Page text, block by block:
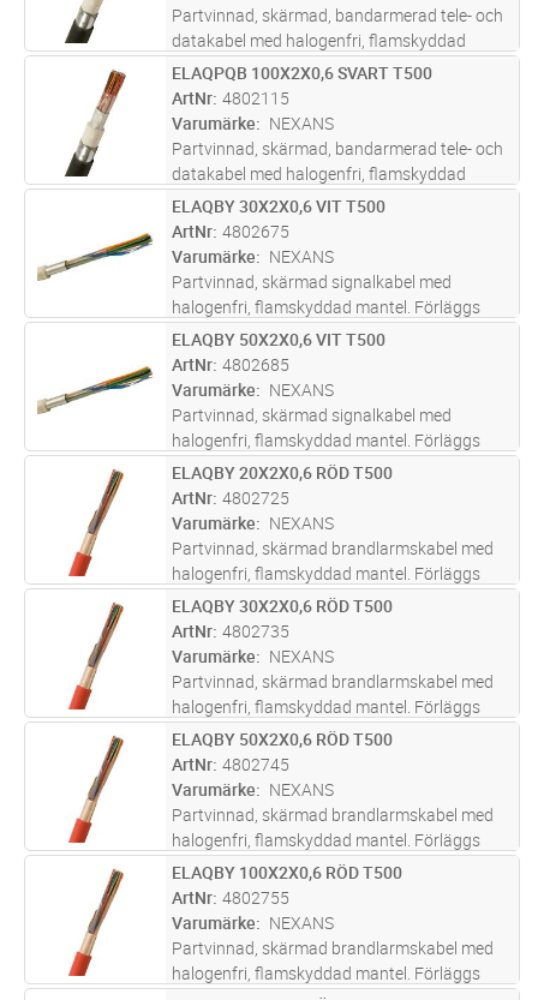
Partvinnad, skärmad, bandarmerad tele- och
datakabel med halogenfri, flamskyddad
mantel. ELAQPQB är en bandarmerad variant
av ELAQBY och förläggs inom- och utomhus,
även i mark. Uppfyller brandkrav e
M Lägg i kundvagn
ELAQPQB 100X2X0,6 SVART T500
ArtNr 4802115
Varumärke
NEXANS
Partvinnad, skärmad, bandarmerad tele- och
datakabel med halogenfri, flamskyddad
mantel. ELAQPQB är en bandarmerad variant
av ELAQBY och förläggs inom- och utomhus,
även i mark. Uppfyller brandkrav e
M Lägg i kundvagn
ELAQBY 30X2X0,6 VIT T500
ArtNr 4802675
Varumärke
NEXANS
Partvinnad, skärmad signalkabel med
halogenfri, flamskyddad mantel. Förläggs
inom- och utomhus, även i mark i slang/rör.
Uppfyller brandkrav enligt CPR klass
Dcas2d2a2.
M Lägg i kundvagn
ELAQBY 50X2X0,6 VIT T500
ArtNr 4802685
Varumärke
NEXANS
Partvinnad, skärmad signalkabel med
halogenfri, flamskyddad mantel. Förläggs
inom- och utomhus, även i mark i slang/rör.
Uppfyller brandkrav enligt CPR klass
Dcas2d2a2.
M Lägg i kundvagn
ELAQBY 20X2X0,6 RÖD T500
ArtNr 4802725
Varumärke
NEXANS
Partvinnad, skärmad brandlarmskabel med
halogenfri, flamskyddad mantel. Förläggs
inom- och utomhus, även i mark i slang/rör.
Uppfyller brandkrav enligt CPR klass
Dcas2d2a2.
M Lägg i kundvagn
ELAQBY 30X2X0,6 RÖD T500
ArtNr 4802735
Varumärke
NEXANS
Partvinnad, skärmad brandlarmskabel med
halogenfri, flamskyddad mantel. Förläggs
inom- och utomhus, även i mark i slang/rör.
Uppfyller brandkrav enligt CPR klass
Dcas2d2a2.
M Lägg i kundvagn
ELAQBY 50X2X0,6 RÖD T500
ArtNr 4802745
Varumärke
NEXANS
Partvinnad, skärmad brandlarmskabel med
halogenfri, flamskyddad mantel. Förläggs
inom- och utomhus, även i mark i slang/rör.
Uppfyller brandkrav enligt CPR klass
Dcas2d2a2.
M Lägg i kundvagn
ELAQBY 100X2X0,6 RÖD T500
ArtNr 4802755
Varumärke
NEXANS
Partvinnad, skärmad brandlarmskabel med
halogenfri, flamskyddad mantel. Förläggs